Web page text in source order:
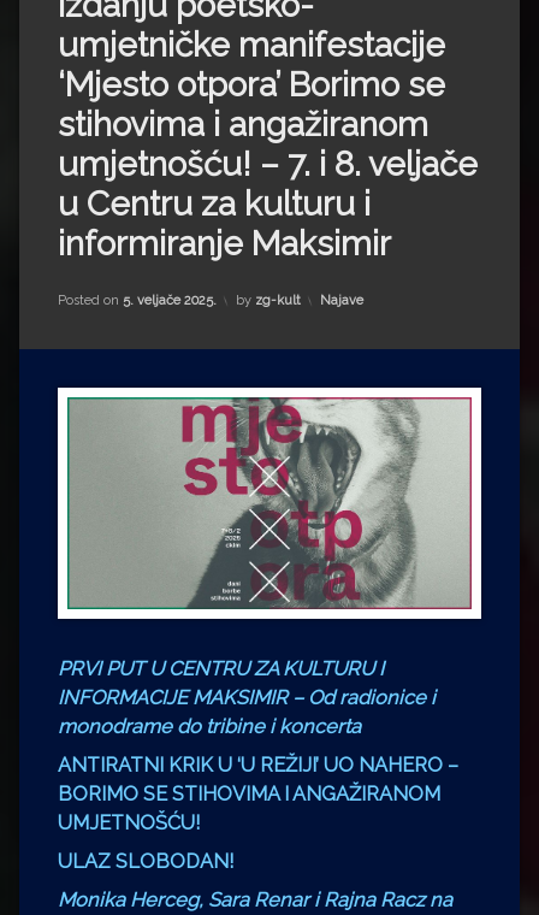
Impressum
Milenko Strižak
Drugi autori
Drugi autori
Matea Andrić
Ljiljana Lekanić-Kljaić
Željko Krznarić
Mario Lovreković
Miroslav Šantek
umjetničke manifestacije
‘Mjesto otpora’ Borimo se
stihovima i angažiranom
umjetnošću! – 7. i 8. veljače
u Centru za kulturu i
informiranje Maksimir
Posted on 5. veljače 2025. by zg-kult Kategorije:
Najave
PRVI PUT U CENTRU ZA KULTURU I
INFORMACIJE MAKSIMIR – Od radionice i
monodrame do tribine i koncerta
ANTIRATNI KRIK U ‘U REŽIJI’ UO NAHERO –
BORIMO SE STIHOVIMA I ANGAŽIRANOM
UMJETNOŠĆU!
ULAZ SLOBODAN!
Monika Herceg, Sara Renar i Rajna Racz na